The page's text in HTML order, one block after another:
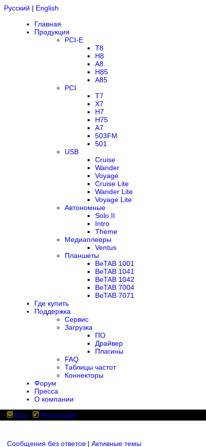
Русский | English
Главная
Продукция
PCI-E
T8
H8
A8
H85
A85
PCI
T7
X7
H7
H75
A7
503FM
501
USB
Cruise
Wander
Voyage
Cruise Lite
Wander Lite
Voyage Lite
Автономные
Solo II
Intro
Theme
Медиаплееры
Ventus
Планшеты
BeTAB 1001
BeTAB 1041
BeTAB 1042
BeTAB 7004
BeTAB 7071
Где купить
Поддержка
Сервис
Загрузка
ПО
Драйвер
Плагины
FAQ
Таблицы частот
Коннекторы
Форум
Пресса
О компании
Вход Регистрация
Сообщения без ответов | Активные темы